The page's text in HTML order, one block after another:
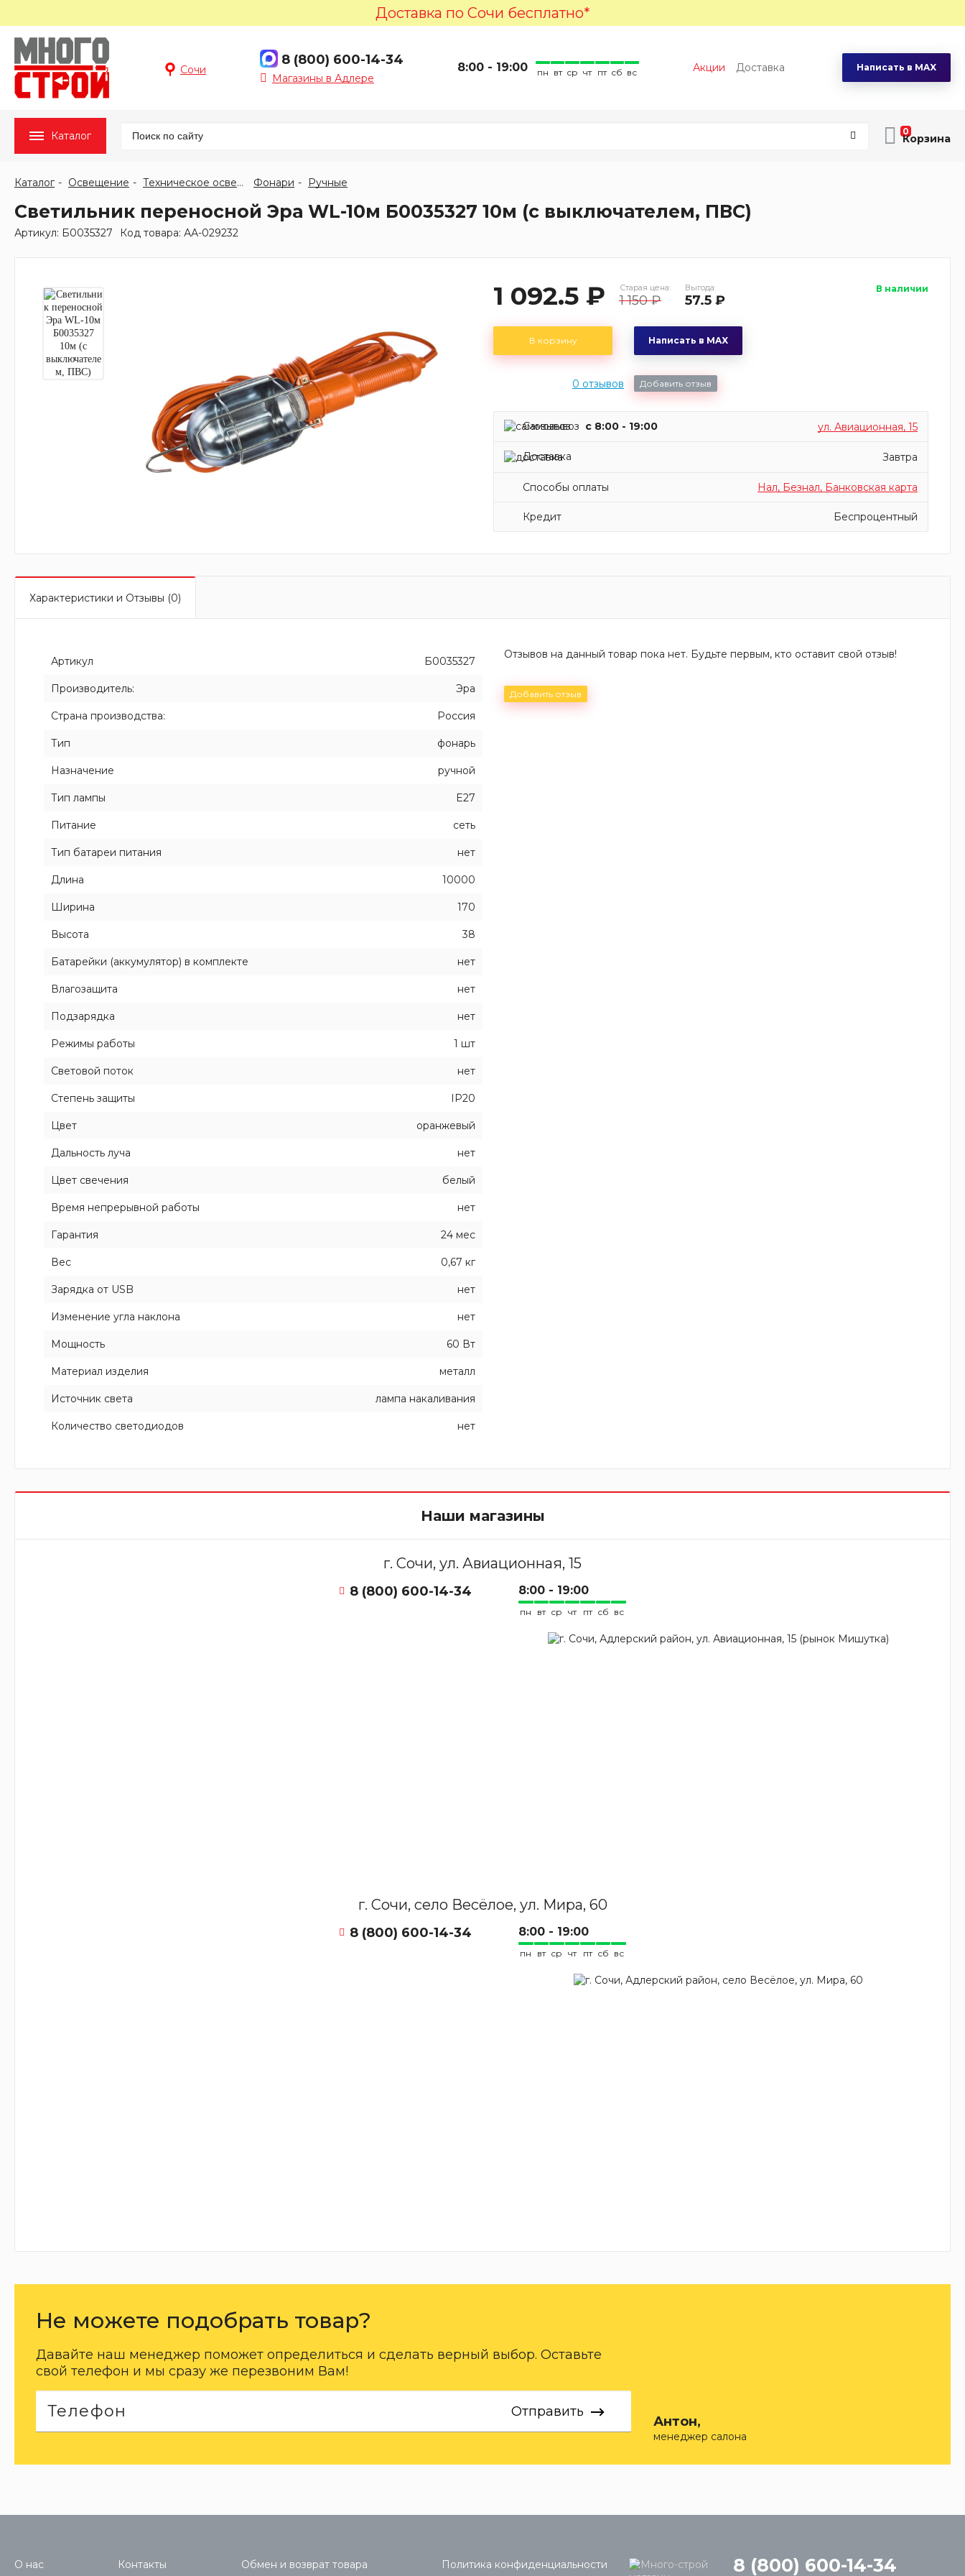
Доставка по Сочи бесплатно*
Сочи
8 (800) 600-14-34 Написать в MAX
Магазины в Адлере
8:00 - 19:00 пн вт ср чт пт сб вс Акции Доставка
Каталог 0
Каталог Освещение Техническое освещение Фонари Ручные
Светильник переносной Эра WL-10м Б0035327 10м (с выключателем, ПВС)
Артикул: Б0035327 Код товара: АА-029232
1 092.5 ₽ Старая цена:
1 150 ₽
Выгода:
57.5 ₽
В наличии
В корзину Написать в MAX
0 отзывов Добавить отзыв
Самовывоз c 8:00 - 19:00 ул. Авиационная, 15
Доставка Завтра
Способы оплаты Нал, Безнал, Банковская карта
Кредит Беспроцентный
Характеристики и Отзывы (0)
Артикул Б0035327
Производитель: Эра
Страна производства: Россия
Тип фонарь
Назначение ручной
Тип лампы E27
Питание сеть
Тип батареи питания нет
Длина 10000
Ширина 170
Высота 38
Батарейки (аккумулятор) в комплекте нет
Влагозащита нет
Подзарядка нет
Режимы работы 1 шт
Световой поток нет
Степень защиты IP20
Цвет оранжевый
Дальность луча нет
Цвет свечения белый
Время непрерывной работы нет
Гарантия 24 мес
Вес 0,67 кг
Зарядка от USB нет
Изменение угла наклона нет
Мощность 60 Вт
Материал изделия металл
Источник света лампа накаливания
Количество светодиодов нет
Отзывов на данный товар пока нет. Будьте первым, кто оставит свой отзыв!
Добавить отзыв
Наши магазины
г. Сочи, ул. Авиационная, 15
8 (800) 600-14-34 8:00 - 19:00
пн вт ср чт пт сб вс
г. Сочи, село Весёлое, ул. Мира, 60
8 (800) 600-14-34 8:00 - 19:00
пн вт ср чт пт сб вс
Не можете подобрать товар?
Давайте наш менеджер поможет определиться и сделать верный выбор. Оставьте
свой телефон и мы сразу же перезвоним Вам!
Отправить
Антон,
менеджер салона
О нас Контакты Обмен и возврат товара Политика конфиденциальности 8 (800) 600-14-34